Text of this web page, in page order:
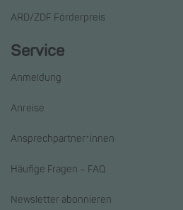
ARD/ZDF Förderpreis
Service
Anmeldung
Anreise
Ansprechpartner*innen
Häufige Fragen – FAQ
Newsletter abonnieren